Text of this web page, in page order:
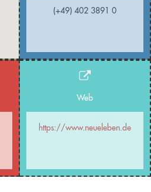
(+49) 402 3891 0
Web
https://www.neueleben.de